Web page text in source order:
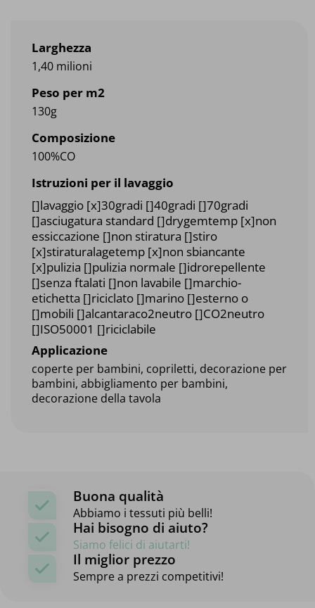
Larghezza
1,40 milioni
Peso per m2
130g
Composizione
100%CO
Istruzioni per il lavaggio
[]lavaggio [x]30gradi []40gradi []70gradi
[]asciugatura standard []drygemtemp [x]non
essiccazione []non stiratura []stiro
[x]stiraturalagetemp [x]non sbiancante
[x]pulizia []pulizia normale []idrorepellente
[]senza ftalati []non lavabile []marchio-
etichetta []riciclato []marino []esterno o
[]mobili []alcantaraco2neutro []CO2neutro
[]ISO50001 []riciclabile
Applicazione
coperte per bambini, copriletti, decorazione per
bambini, abbigliamento per bambini,
decorazione della tavola
Buona qualità
Abbiamo i tessuti più belli!
Hai bisogno di aiuto?
Siamo felici di aiutarti!
Il miglior prezzo
Sempre a prezzi competitivi!